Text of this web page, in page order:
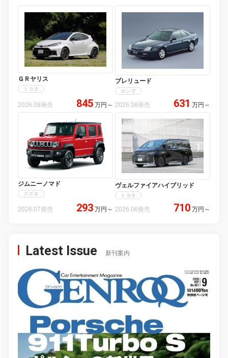
ＧＲヤリス
トヨタ
2026.08発売 845 万円 ～
プレリュード
ホンダ
2026.08発売 631 万円 ～
ジムニーノマド
スズキ
2026.07発売 293 万円 ～
ヴェルファイアハイブリッド
トヨタ
2026.06発売 710 万円 ～
Latest Issue 新刊案内